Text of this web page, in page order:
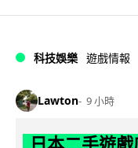
科技娛樂 遊戲情報
Lawton 9 小時
日本二手遊